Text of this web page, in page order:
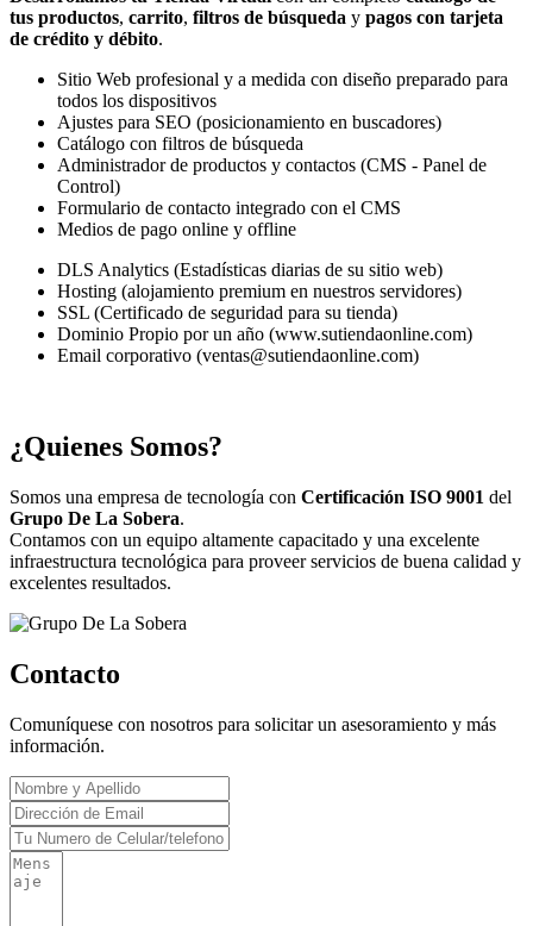
tus productos, carrito, filtros de búsqueda y pagos con tarjeta
de crédito y débito.
Sitio Web profesional y a medida con diseño preparado para
todos los dispositivos
Ajustes para SEO (posicionamiento en buscadores)
Catálogo con filtros de búsqueda
Administrador de productos y contactos (CMS - Panel de
Control)
Formulario de contacto integrado con el CMS
Medios de pago online y offline
DLS Analytics (Estadísticas diarias de su sitio web)
Hosting (alojamiento premium en nuestros servidores)
SSL (Certificado de seguridad para su tienda)
Dominio Propio por un año (www.sutiendaonline.com)
Email corporativo (ventas@sutiendaonline.com)
¿Quienes Somos?
Somos una empresa de tecnología con Certificación ISO 9001 del
Grupo De La Sobera.
Contamos con un equipo altamente capacitado y una excelente
infraestructura tecnológica para proveer servicios de buena calidad y
excelentes resultados.
Contacto
Comuníquese con nosotros para solicitar un asesoramiento y más
información.